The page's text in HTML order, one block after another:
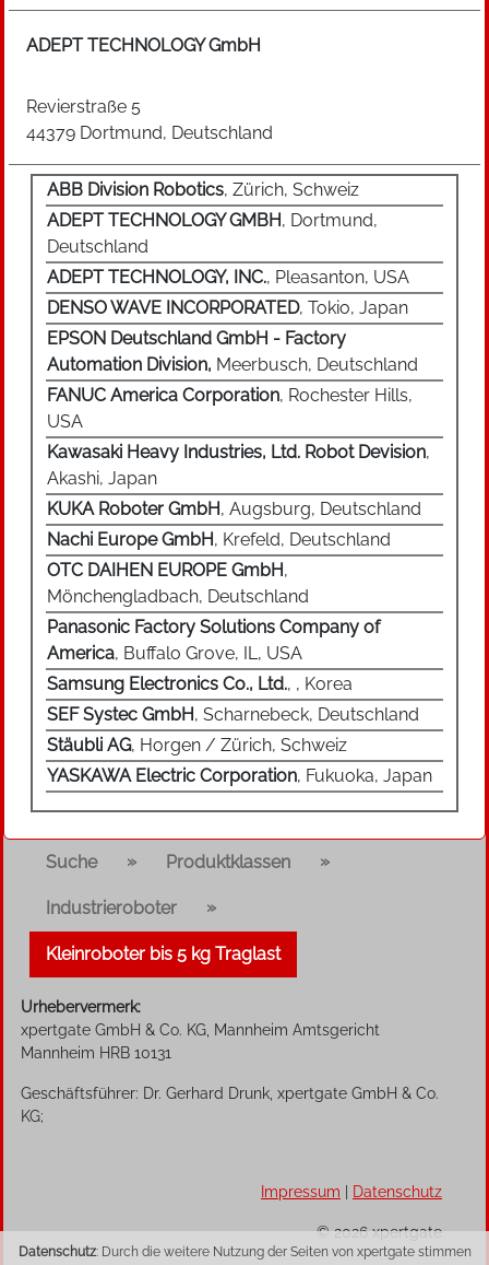
ADEPT TECHNOLOGY GmbH
Revierstraße 5
44379 Dortmund, Deutschland
ABB Division Robotics, Zürich, Schweiz
ADEPT TECHNOLOGY GMBH, Dortmund,
Deutschland
ADEPT TECHNOLOGY, INC., Pleasanton, USA
DENSO WAVE INCORPORATED, Tokio, Japan
EPSON Deutschland GmbH - Factory
Automation Division, Meerbusch, Deutschland
FANUC America Corporation, Rochester Hills,
USA
Kawasaki Heavy Industries, Ltd. Robot Devision,
Akashi, Japan
KUKA Roboter GmbH, Augsburg, Deutschland
Nachi Europe GmbH, Krefeld, Deutschland
OTC DAIHEN EUROPE GmbH,
Mönchengladbach, Deutschland
Panasonic Factory Solutions Company of
America, Buffalo Grove, IL, USA
Samsung Electronics Co., Ltd., , Korea
SEF Systec GmbH, Scharnebeck, Deutschland
Stäubli AG, Horgen / Zürich, Schweiz
YASKAWA Electric Corporation, Fukuoka, Japan
Suche » Produktklassen »
Industrieroboter »
Kleinroboter bis 5 kg Traglast
Urhebervermerk:
xpertgate GmbH & Co. KG, Mannheim Amtsgericht
Mannheim HRB 10131
Geschäftsführer: Dr. Gerhard Drunk, xpertgate GmbH & Co.
KG;
Impressum | Datenschutz
© 2026 xpertgate
Datenschutz: Durch die weitere Nutzung der Seiten von xpertgate stimmen